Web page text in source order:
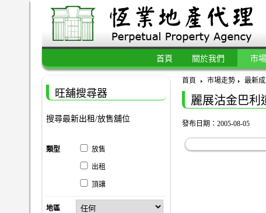
首頁 關於我們 市
首頁 市場走勢 最新
麗展沽金巴利
發布日期：2005-08-05
旺舖搜尋器
搜尋最新出租/放售舖位
類型 放售
出租
頂讓
地區